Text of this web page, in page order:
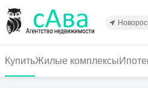
Перейти
основному
КупитьЖилые комплексы